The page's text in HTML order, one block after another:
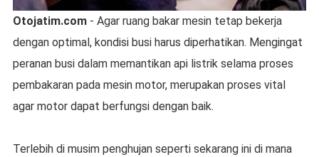
Otojatim.com- Agar ruang bakar mesin tetap bekerja
dengan optimal, kondisi busi harus diperhatikan. Mengingat
peranan busi dalam memantikan api listrik selama proses
pembakaran pada mesin motor, merupakan proses vital
agar motor dapat berfungsi dengan baik.
Terlebih di musim penghujan seperti sekarang ini di mana